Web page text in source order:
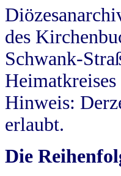
des
Schwank-
Hinweis:
erlaubt.
Die